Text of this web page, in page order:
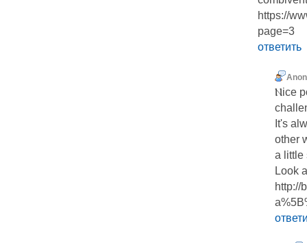
https://
page=3
ответить
Ⲛice
It's
other
a little
Loоk
http://